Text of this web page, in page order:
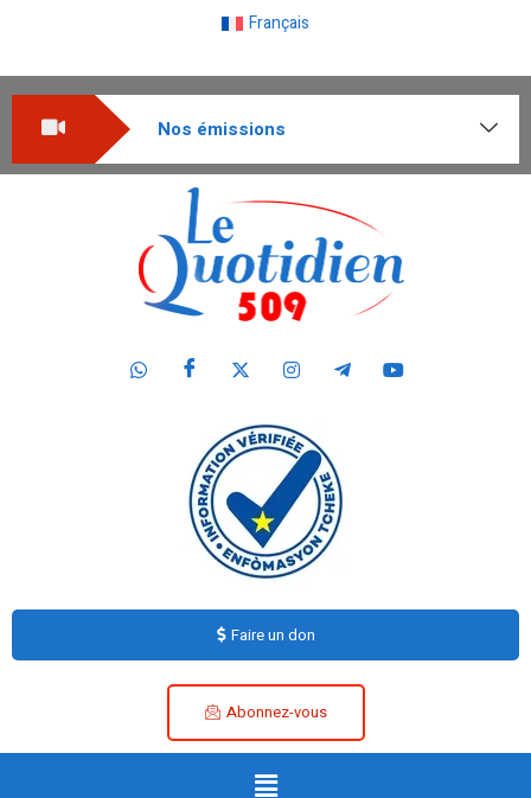
Français
Nos émissions
Faire un don
Abonnez-vous